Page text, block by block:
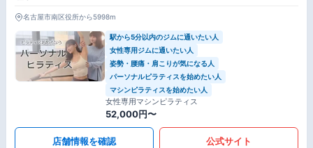
名古屋市南区役所から5998m
駅から5分以内のジムに通いたい人
女性専用ジムに通いたい人
姿勢・腰痛・肩こりが気になる人
パーソナルピラティスを始めたい人
マシンピラティスを始めたい人
女性専用マシンピラティス
52,000円〜
店舗情報を確認 公式サイト